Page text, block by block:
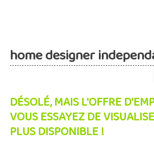
home designer
DÉSOLÉ, MAIS L'OFFRE
VOUS ESSAYEZ DE
PLUS DISPONIBLE !